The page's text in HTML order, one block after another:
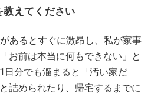
教えてください
あるとすぐに激昂し、私が家事
お前は本当に何もできない」と
日分でも溜まると「汚い家だ
詰められたり、帰宅するまでに